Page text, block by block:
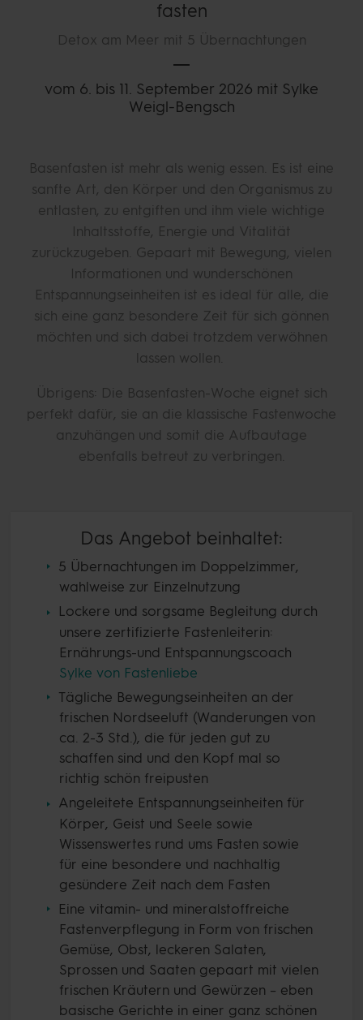
fasten
Detox am Meer mit 5 Übernachtungen
vom 6. bis 11. September 2026 mit Sylke
Weigl-Bengsch
Basenfasten ist mehr als wenig essen. Es ist eine
sanfte Art, den Körper und den Organismus zu
entlasten, zu entgiften und ihm viele wichtige
Inhaltsstoffe, Energie und Vitalität
zurückzugeben. Gepaart mit Bewegung, vielen
Informationen und wunderschönen
Entspannungseinheiten ist es ideal für alle, die
sich eine ganz besondere Zeit für sich gönnen
möchten und sich dabei trotzdem verwöhnen
lassen wollen.
Übrigens: Die Basenfasten-Woche eignet sich
perfekt dafür, sie an die klassische Fastenwoche
anzuhängen und somit die Aufbautage
ebenfalls betreut zu verbringen.
Das Angebot beinhaltet:
5 Übernachtungen im Doppelzimmer,
wahlweise zur Einzelnutzung
Lockere und sorgsame Begleitung durch
unsere zertifizierte Fastenleiterin:
Ernährungs-und Entspannungscoach
Sylke von Fastenliebe
Tägliche Bewegungseinheiten an der
frischen Nordseeluft (Wanderungen von
ca. 2-3 Std.), die für jeden gut zu
schaffen sind und den Kopf mal so
richtig schön freipusten
Angeleitete Entspannungseinheiten für
Körper, Geist und Seele sowie
Wissenswertes rund ums Fasten sowie
für eine besondere und nachhaltig
gesündere Zeit nach dem Fasten
Eine vitamin- und mineralstoffreiche
Fastenverpflegung in Form von frischen
Gemüse, Obst, leckeren Salaten,
Sprossen und Saaten gepaart mit vielen
frischen Kräutern und Gewürzen – eben
basische Gerichte in einer ganz schönen